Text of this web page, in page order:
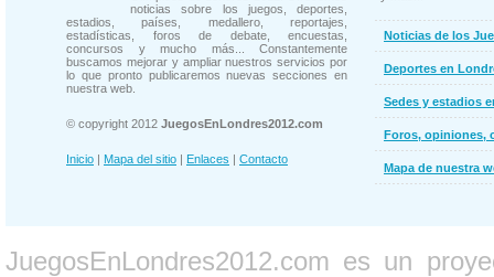
noticias sobre los juegos, deportes,
estadios, países, medallero, reportajes,
estadísticas, foros de debate, encuestas,
concursos y mucho más... Constantemente
buscamos mejorar y ampliar nuestros servicios por
lo que pronto publicaremos nuevas secciones en
nuestra web.
© copyright 2012 JuegosEnLondres2012.com
Inicio | Mapa del sitio | Enlaces | Contacto
Noticias de los
Deportes en
Sedes y estadios
Foros, opiniones,
Mapa de nuestra
JuegosEnLondres2012.com es un